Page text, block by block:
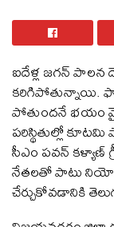
ఐదేళ్ల జగన్‌ పాలన
కరిగిపోతున్నాయి.
పోతుందనే భయం
పరిస్థితుల్లో కూటమి
సీఎం పవన్‌ కళ్యాణ్‌
నేతలతో పాటు
చేర్చుకోవడానికి